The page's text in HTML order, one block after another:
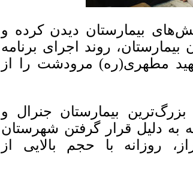
بیمارستان دیدن کرده و
روند اجرای برنامه
مطهری(ره) مرودشت را از
بیمارستان جنرال و
دلیل قرار گرفتن شهرستان
روزانه با حجم بالایی از